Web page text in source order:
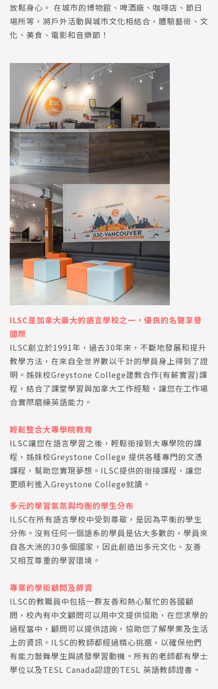
Latest News 最新消息
Promotion 最新優惠
放鬆身心。 在城市的博物館、啤酒廠、咖啡店、節日
場所等，將戶外活動與城市文化相結合，體驗藝術、文
化、美食、電影和音樂節！
ILSC是加拿大最大的語言學校之一，優良的名聲享譽
國際
ILSC創立於1991年，過去30年來，不斷地發展和提升
教學方法，在來自全世界數以千計的學員身上得到了證
明。姊妹校Greystone College建教合作(有薪實習)課
程，結合了課堂學習與加拿大工作經驗，讓您在工作場
合實際磨練英語能力。
輕鬆整合大專學院教育
ILSC讓您在語言學習之後，輕鬆銜接到大專學院的課
程，姊妹校Greystone College 提供各種專門的文憑
課程，幫助您實現夢想。ILSC提供的銜接課程，讓您
更順利進入Greystone College就讀。
多元的學習氣氛與均衡的學生分布
ILSC在所有語言學校中受到尊敬，是因為平衡的學生
分佈。沒有任何一個語系的學員是佔大多數的，學員來
自各大洲的30多個國家，因此創造出多元文化、友善
又相互尊重的學習環境。
專業的學術顧問及師資
ILSC的教職員中包括一群友善和熱心幫忙的各國顧
問，校內有中文顧問可以用中文提供協助，在您求學的
過程當中，顧問可以提供諮詢，協助您了解學業及生活
上的資訊。ILSC的教師都經過精心挑選，以確保他們
有能力鼓舞學生與誘發學習動機。所有的老師都有學士
學位以及TESL Canada認證的TESL 英語教師證書。